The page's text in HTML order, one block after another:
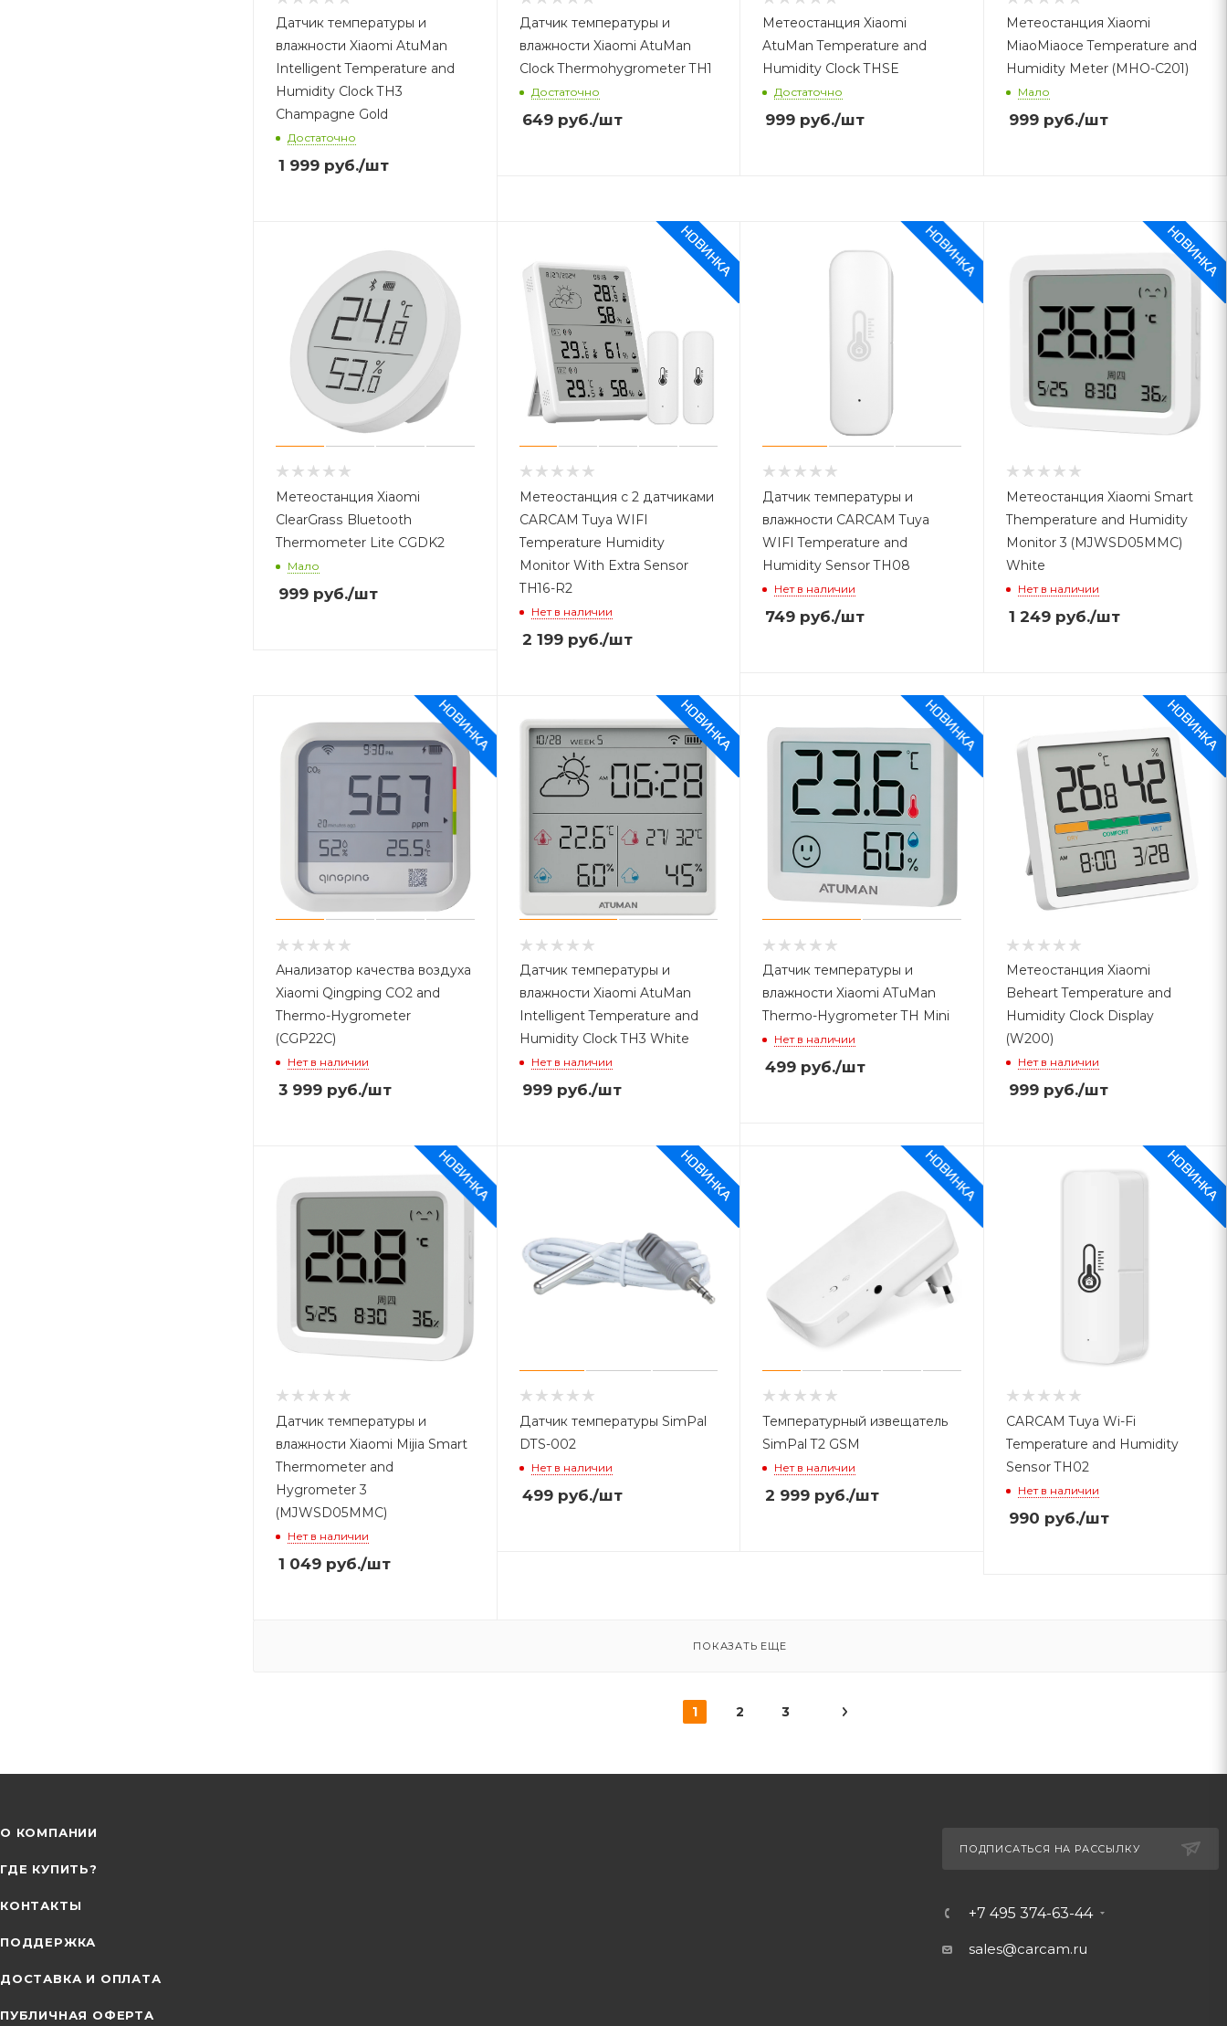
Датчик температуры и
влажности Xiaomi AtuMan
Intelligent Temperature and
Humidity Clock TH3
Champagne Gold
Достаточно
1 999 руб./шт
Датчик температуры и
влажности Xiaomi AtuMan
Clock Thermohygrometer TH1
Достаточно
649руб./шт
Метеостанция Xiaomi
AtuMan Temperature and
Humidity Clock THSE
Достаточно
999 руб./шт
Метеостанция Xiaomi
MiaoMiaoce Temperature and
Humidity Meter (MHO-C201)
Мало
999руб./шт
Метеостанция Xiaomi
ClearGrass Bluetooth
Thermometer Lite CGDK2
Мало
999 руб./шт
Метеостанция с 2 датчиками
CARCAM Tuya WIFI
Temperature Humidity
Monitor With Extra Sensor
TH16-R2
Нет в наличии
2 199руб./шт
Датчик температуры и
влажности CARCAM Tuya
WIFI Temperature and
Humidity Sensor TH08
Нет в наличии
749 руб./шт
Метеостанция Xiaomi Smart
Themperature and Humidity
Monitor 3 (MJWSD05MMC)
White
Нет в наличии
1 249руб./шт
Анализатор качества воздуха
Xiaomi Qingping CO2 and
Thermo-Hygrometer
(CGP22C)
Нет в наличии
3 999 руб./шт
Датчик температуры и
влажности Xiaomi AtuMan
Intelligent Temperature and
Humidity Clock TH3 White
Нет в наличии
999руб./шт
Датчик температуры и
влажности Xiaomi ATuMan
Thermo-Hygrometer TH Mini
Нет в наличии
499 руб./шт
Метеостанция Xiaomi
Beheart Temperature and
Humidity Clock Display
(W200)
Нет в наличии
999руб./шт
Датчик температуры и
влажности Xiaomi Mijia Smart
Thermometer and
Hygrometer 3
(MJWSD05MMC)
Нет в наличии
1 049 руб./шт
Датчик температуры SimPal
DTS-002
Нет в наличии
499руб./шт
Температурный извещатель
SimPal T2 GSM
Нет в наличии
2 999 руб./шт
CARCAM Tuya Wi-Fi
Temperature and Humidity
Sensor TH02
Нет в наличии
990 руб./шт
ПОКАЗАТЬ ЕЩЕ
1 2 3
О КОМПАНИИ
ГДЕ КУПИТЬ?
КОНТАКТЫ
ПОДДЕРЖКА
ДОСТАВКА И ОПЛАТА
ПУБЛИЧНАЯ ОФЕРТА
ПОДПИСАТЬСЯ НА РАССЫЛКУ
+7 495 374-63-44
sales@carcam.ru